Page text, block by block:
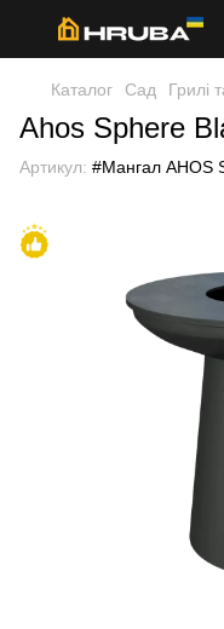
Каталог Сад Грилі
Ahos Sphere
Артикул: #Мангал AHOS